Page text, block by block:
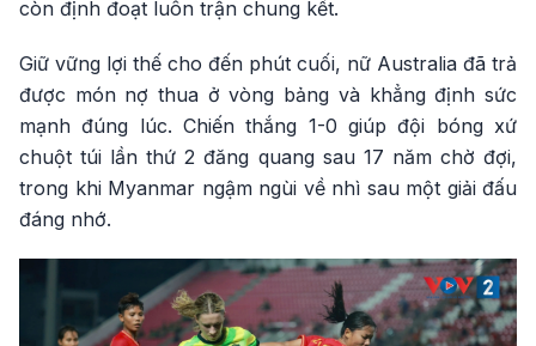
còn định đoạt luôn trận chung kết.
Giữ vững lợi thế cho đến phút cuối, nữ Australia đã trả
được món nợ thua ở vòng bảng và khẳng định sức
mạnh đúng lúc. Chiến thắng 1-0 giúp đội bóng xứ
chuột túi lần thứ 2 đăng quang sau 17 năm chờ đợi,
trong khi Myanmar ngậm ngùi về nhì sau một giải đấu
đáng nhớ.